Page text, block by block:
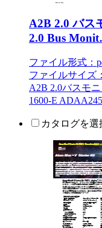
A2B 2.0 バス
2.0 Bus
ファイル形式：
ファイルサイズ
A2B 2.0バスモ
1600-E
カタログを選